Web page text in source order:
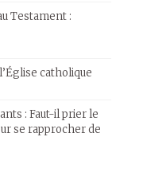
Testament :
catholique
: Faut-il prier le
se rapprocher de